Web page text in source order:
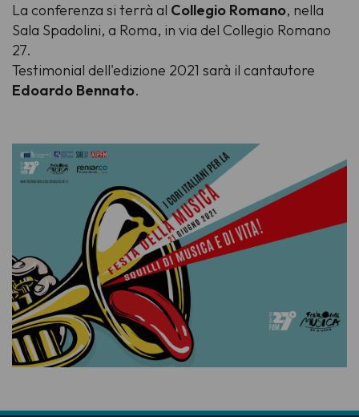
La conferenza si terrà al Collegio Romano, nella
Sala Spadolini, a Roma, in via del Collegio Romano
27.
Testimonial dell'edizione 2021 sarà il cantautore
Edoardo Bennato.